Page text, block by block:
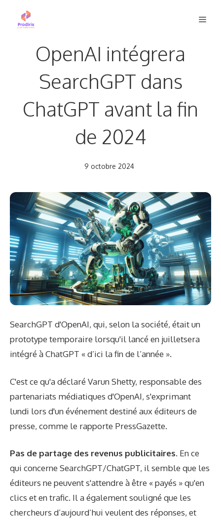
OpenAI intégrera
SearchGPT dans
ChatGPT avant la fin
de 2024
9 octobre 2024
SearchGPT d'OpenAI, qui, selon la société, était un
prototype temporaire lorsqu'il lancé en juilletsera
intégré à ChatGPT « d’ici la fin de l’année ».
C'est ce qu'a déclaré Varun Shetty, responsable des
partenariats médiatiques d'OpenAI, s'exprimant
lundi lors d'un événement destiné aux éditeurs de
presse, comme le rapporte PressGazette.
Pas de partage des revenus publicitaires. En ce
qui concerne SearchGPT/ChatGPT, il semble que les
éditeurs ne peuvent s'attendre à être « payés » qu'en
clics et en trafic. Il a également souligné que les
chercheurs d’aujourd’hui veulent des réponses, et